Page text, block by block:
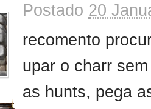
Postado 20
recomento
upar o charr
as hunts, pega